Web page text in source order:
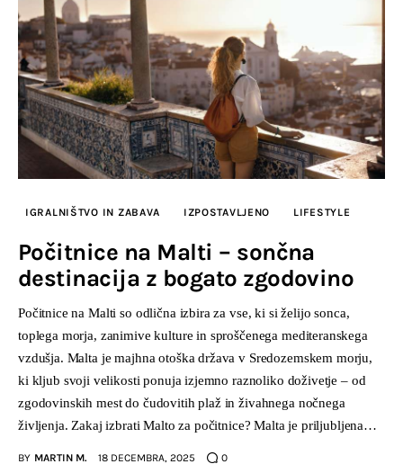
IGRALNIŠTVO IN ZABAVA IZPOSTAVLJENO LIFESTYLE
Počitnice na Malti – sončna
destinacija z bogato zgodovino
Počitnice na Malti so odlična izbira za vse, ki si želijo sonca,
toplega morja, zanimive kulture in sproščenega mediteranskega
vzdušja. Malta je majhna otoška država v Sredozemskem morju,
ki kljub svoji velikosti ponuja izjemno raznoliko doživetje – od
zgodovinskih mest do čudovitih plaž in živahnega nočnega
življenja. Zakaj izbrati Malto za počitnice? Malta je priljubljena…
BY MARTIN M. 18 DECEMBRA, 2025 0